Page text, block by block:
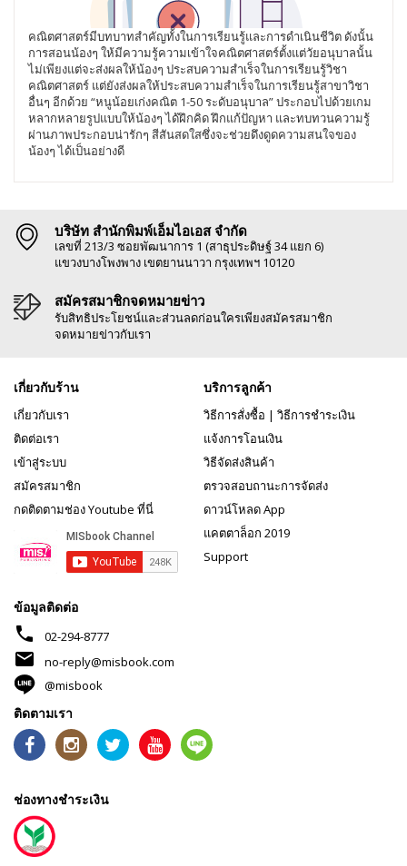
คณิตศาสตร์มีบทบาทสำคัญทั้งในการเรียนรู้และการดำเนินชีวิต ดังนั้น
การสอนน้องๆ ให้มีความรู้ความเข้าใจคณิตศาสตร์ตั้งแต่วัยอนุบาลนั้น
ไม่เพียงแต่จะส่งผลให้น้องๆ ประสบความสำเร็จในการเรียนรู้วิชา
คณิตศาสตร์ แต่ยังส่งผลให้ประสบความสำเร็จในการเรียนรู้สาขาวิชา
อื่นๆ อีกด้วย “หนูน้อยเก่งคณิต 1-50 ระดับอนุบาล” ประกอบไปด้วยเกม
หลากหลายรูปแบบให้น้องๆ ได้ฝึกคิด ฝึกแก้ปัญหา และทบทวนความรู้
ผ่านภาพประกอบน่ารักๆ สีสันสดใสซึ่งจะช่วยดึงดูดความสนใจของ
น้องๆ ได้เป็นอย่างดี
บริษัท สำนักพิมพ์เอ็มไอเอส จำกัด
เลขที่ 213/3 ซอยพัฒนาการ 1 (สาธุประดิษฐ์ 34 แยก 6)
แขวงบางโพงพาง เขตยานนาวา กรุงเทพฯ 10120
สมัครสมาชิกจดหมายข่าว
รับสิทธิประโยชน์และส่วนลดก่อนใครเพียงสมัครสมาชิก
จดหมายข่าวกับเรา
เกี่ยวกับร้าน
เกี่ยวกับเรา
ติดต่อเรา
เข้าสู่ระบบ
สมัครสมาชิก
กดติดตามช่อง Youtube ที่นี่
บริการลูกค้า
วิธีการสั่งซื้อ | วิธีการชำระเงิน
แจ้งการโอนเงิน
วิธีจัดส่งสินค้า
ตรวจสอบถานะการจัดส่ง
ดาวน์โหลด App
แคตตาล็อก 2019
Support
ข้อมูลติดต่อ
phone 02-294-8777
mail
no-reply@misbook.com
@misbook
ติดตามเรา
ช่องทางชำระเงิน